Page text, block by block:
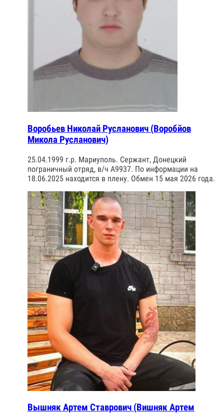
Воробьев Николай Русланович (Воробйов
Микола Русланович)
25.04.1999 г.р. Мариуполь. Сержант, Донецкий
пограничный отряд, в/ч А9937. По информации на
18.06.2025 находится в плену. Обмен 15 мая 2026 года.
Вышняк Артем Ставрович (Вишняк Артем